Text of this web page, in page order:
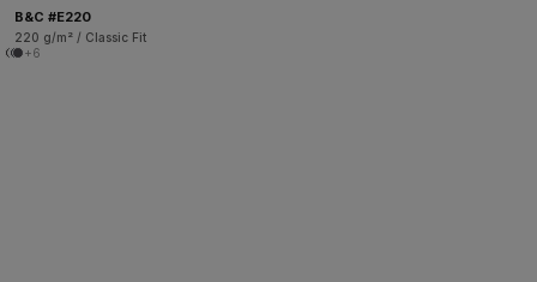
B&C #E220
220 g/m² / Classic Fit
+6